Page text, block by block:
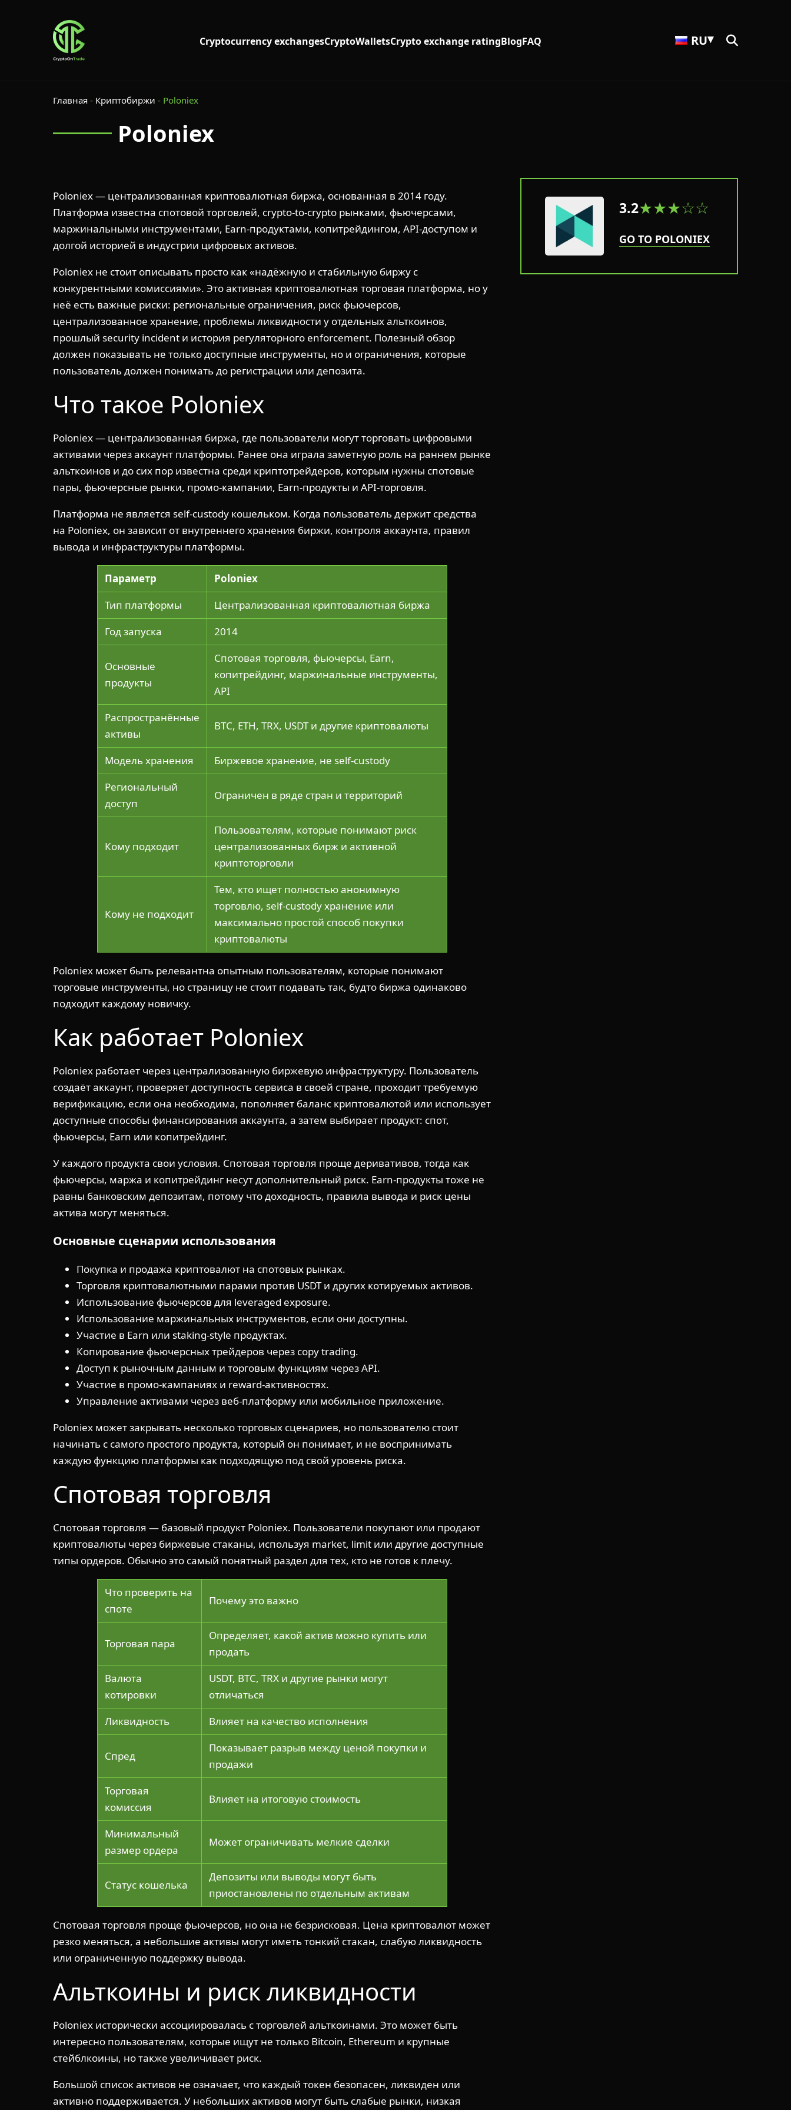
Cryptocurrency exchangesCryptoWalletsCrypto exchange ratingBlogFAQ RU
Главная - Криптобиржи - Poloniex
Poloniex
Poloniex — централизованная криптовалютная биржа, основанная в 2014 году.
Платформа известна спотовой торговлей, crypto-to-crypto рынками, фьючерсами,
маржинальными инструментами, Earn-продуктами, копитрейдингом, API-доступом и
долгой историей в индустрии цифровых активов.
Poloniex не стоит описывать просто как «надёжную и стабильную биржу с
конкурентными комиссиями». Это активная криптовалютная торговая платформа, но у
неё есть важные риски: региональные ограничения, риск фьючерсов,
централизованное хранение, проблемы ликвидности у отдельных альткоинов,
прошлый security incident и история регуляторного enforcement. Полезный обзор
должен показывать не только доступные инструменты, но и ограничения, которые
пользователь должен понимать до регистрации или депозита.
Что такое Poloniex
Poloniex — централизованная биржа, где пользователи могут торговать цифровыми
активами через аккаунт платформы. Ранее она играла заметную роль на раннем рынке
альткоинов и до сих пор известна среди криптотрейдеров, которым нужны спотовые
пары, фьючерсные рынки, промо-кампании, Earn-продукты и API-торговля.
Платформа не является self-custody кошельком. Когда пользователь держит средства
на Poloniex, он зависит от внутреннего хранения биржи, контроля аккаунта, правил
вывода и инфраструктуры платформы.
Параметр
Poloniex
Тип платформы
Централизованная криптовалютная биржа
Год запуска
2014
Основные
продукты
Спотовая торговля, фьючерсы, Earn,
копитрейдинг, маржинальные инструменты,
API
Распространённые
активы
BTC, ETH, TRX, USDT и другие криптовалюты
Модель хранения
Биржевое хранение, не self-custody
Региональный
доступ
Ограничен в ряде стран и территорий
Кому подходит
Пользователям, которые понимают риск
централизованных бирж и активной
криптоторговли
Кому не подходит
Тем, кто ищет полностью анонимную
торговлю, self-custody хранение или
максимально простой способ покупки
криптовалюты
Poloniex может быть релевантна опытным пользователям, которые понимают
торговые инструменты, но страницу не стоит подавать так, будто биржа одинаково
подходит каждому новичку.
Как работает Poloniex
Poloniex работает через централизованную биржевую инфраструктуру. Пользователь
создаёт аккаунт, проверяет доступность сервиса в своей стране, проходит требуемую
верификацию, если она необходима, пополняет баланс криптовалютой или использует
доступные способы финансирования аккаунта, а затем выбирает продукт: спот,
фьючерсы, Earn или копитрейдинг.
У каждого продукта свои условия. Спотовая торговля проще деривативов, тогда как
фьючерсы, маржа и копитрейдинг несут дополнительный риск. Earn-продукты тоже не
равны банковским депозитам, потому что доходность, правила вывода и риск цены
актива могут меняться.
Основные сценарии использования
Покупка и продажа криптовалют на спотовых рынках.
Торговля криптовалютными парами против USDT и других котируемых активов.
Использование фьючерсов для leveraged exposure.
Использование маржинальных инструментов, если они доступны.
Участие в Earn или staking-style продуктах.
Копирование фьючерсных трейдеров через copy trading.
Доступ к рыночным данным и торговым функциям через API.
Участие в промо-кампаниях и reward-активностях.
Управление активами через веб-платформу или мобильное приложение.
Poloniex может закрывать несколько торговых сценариев, но пользователю стоит
начинать с самого простого продукта, который он понимает, и не воспринимать
каждую функцию платформы как подходящую под свой уровень риска.
Спотовая торговля
Спотовая торговля — базовый продукт Poloniex. Пользователи покупают или продают
криптовалюты через биржевые стаканы, используя market, limit или другие доступные
типы ордеров. Обычно это самый понятный раздел для тех, кто не готов к плечу.
Что проверить на
споте
Почему это важно
Торговая пара
Определяет, какой актив можно купить или
продать
Валюта
котировки
USDT, BTC, TRX и другие рынки могут
отличаться
Ликвидность
Влияет на качество исполнения
Спред
Показывает разрыв между ценой покупки и
продажи
Торговая
комиссия
Влияет на итоговую стоимость
Минимальный
размер ордера
Может ограничивать мелкие сделки
Статус кошелька
Депозиты или выводы могут быть
приостановлены по отдельным активам
Спотовая торговля проще фьючерсов, но она не безрисковая. Цена криптовалют может
резко меняться, а небольшие активы могут иметь тонкий стакан, слабую ликвидность
или ограниченную поддержку вывода.
Альткоины и риск ликвидности
Poloniex исторически ассоциировалась с торговлей альткоинами. Это может быть
интересно пользователям, которые ищут не только Bitcoin, Ethereum и крупные
стейблкоины, но также увеличивает риск.
Большой список активов не означает, что каждый токен безопасен, ликвиден или
активно поддерживается. У небольших активов могут быть слабые рынки, низкая
3.2★★★☆☆
GO TO POLONIEX